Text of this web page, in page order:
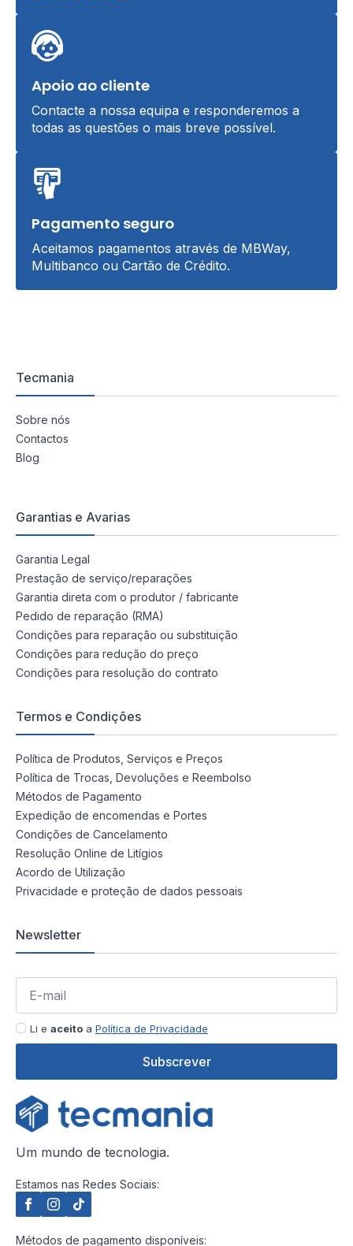
Apoio ao cliente
Contacte a nossa equipa e responderemos a
todas as questões o mais breve possível.
Pagamento seguro
Aceitamos pagamentos através de MBWay,
Multibanco ou Cartão de Crédito.
Tecmania
Sobre nós
Contactos
Blog
Garantias e Avarias
Garantia Legal
Prestação de serviço/reparações
Garantia direta com o produtor / fabricante
Pedido de reparação (RMA)
Condições para reparação ou substituição
Condições para redução do preço
Condições para resolução do contrato
Termos e Condições
Política de Produtos, Serviços e Preços
Política de Trocas, Devoluções e Reembolso
Métodos de Pagamento
Expedição de encomendas e Portes
Condições de Cancelamento
Resolução Online de Litígios
Acordo de Utilização
Privacidade e proteção de dados pessoais
Newsletter
Li e aceito a Política de Privacidade
Subscrever
Um mundo de tecnologia.
Estamos nas Redes Sociais:
Métodos de pagamento disponíveis: